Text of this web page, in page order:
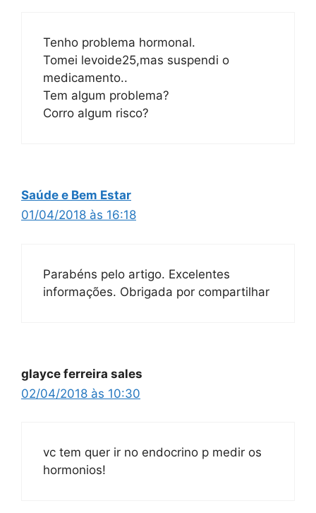
Tenho problema hormonal.
Tomei levoide25,mas suspendi o
medicamento..
Tem algum problema?
Corro algum risco?
Saúde e Bem Estar
01/04/2018 às 16:18
Parabéns pelo artigo. Excelentes
informações. Obrigada por compartilhar
glayce ferreira sales
02/04/2018 às 10:30
vc tem quer ir no endocrino p medir os
hormonios!